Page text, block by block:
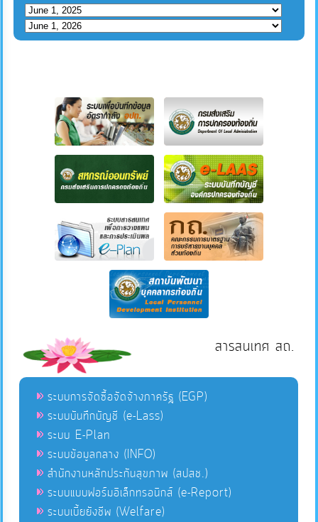
สารสนเทศ สถ.
ระบบการจัดซื้อจัดจ้างภาครัฐ (EGP)
ระบบบันทึกบัญชี (e-Lass)
ระบบ E-Plan
ระบบข้อมูลกลาง (INFO)
สำนักงานหลักประกันสุขภาพ (สปสช.)
ระบบแบบฟอร์มอิเล็กทรอนิกส์ (e-Report)
ระบบเบี้ยยังชีพ (Welfare)